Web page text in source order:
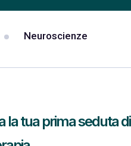
Neuroscienze
la tua prima seduta di